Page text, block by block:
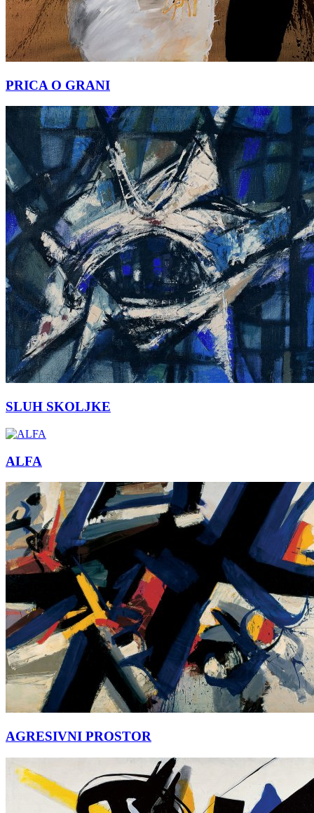
PRICA O GRANI
SLUH SKOLJKE
ALFA
AGRESIVNI PROSTOR